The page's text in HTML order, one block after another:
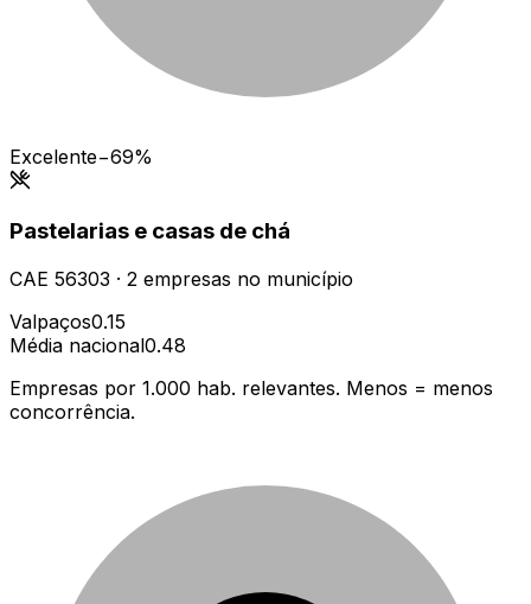
Excelente−69%
Pastelarias e casas de chá
CAE 56303 · 2 empresas no município
Valpaços0.15
Média nacional0.48
Empresas por 1.000 hab. relevantes. Menos = menos
concorrência.